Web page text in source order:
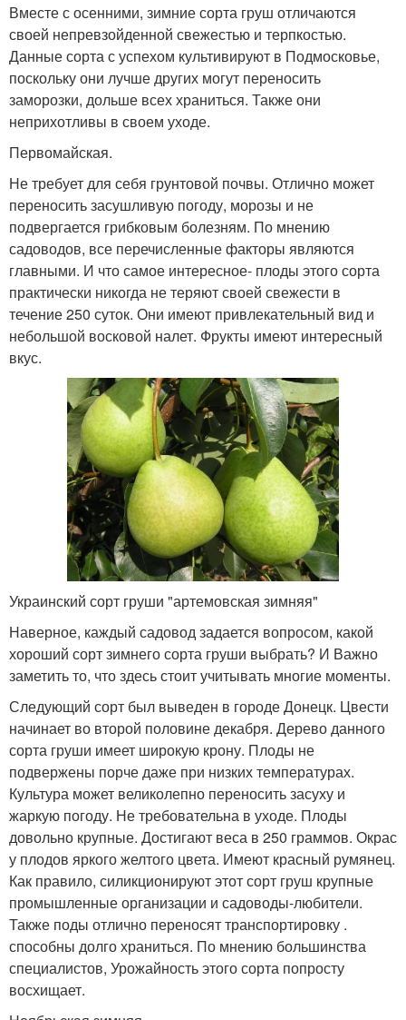
Вместе с осенними, зимние сорта груш отличаются
своей непревзойденной свежестью и терпкостью.
Данные сорта с успехом культивируют в Подмосковье,
поскольку они лучше других могут переносить
заморозки, дольше всех храниться. Также они
неприхотливы в своем уходе.
Первомайская.
Не требует для себя грунтовой почвы. Отлично может
переносить засушливую погоду, морозы и не
подвергается грибковым болезням. По мнению
садоводов, все перечисленные факторы являются
главными. И что самое интересное- плоды этого сорта
практически никогда не теряют своей свежести в
течение 250 суток. Они имеют привлекательный вид и
небольшой восковой налет. Фрукты имеют интересный
вкус.
Украинский сорт груши "артемовская зимняя"
Наверное, каждый садовод задается вопросом, какой
хороший сорт зимнего сорта груши выбрать? И Важно
заметить то, что здесь стоит учитывать многие моменты.
Следующий сорт был выведен в городе Донецк. Цвести
начинает во второй половине декабря. Дерево данного
сорта груши имеет широкую крону. Плоды не
подвержены порче даже при низких температурах.
Культура может великолепно переносить засуху и
жаркую погоду. Не требовательна в уходе. Плоды
довольно крупные. Достигают веса в 250 граммов. Окрас
у плодов яркого желтого цвета. Имеют красный румянец.
Как правило, силикционируют этот сорт груш крупные
промышленные организации и садоводы-любители.
Также поды отлично переносят транспортировку .
способны долго храниться. По мнению большинства
специалистов, Урожайность этого сорта попросту
восхищает.